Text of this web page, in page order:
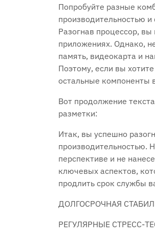
Попробуйте разные
производительностью и
Разогнав процессор,
приложениях. Однако,
память, видеокарта и
Поэтому, если вы
остальные компоненты
Вот продолжение
разметки:
Итак, вы успешно
производительностью.
перспективе и не
ключевых аспектов,
продлить срок службы
ДОЛГОСРОЧНАЯ
РЕГУЛЯРНЫЕ СТРЕСС-